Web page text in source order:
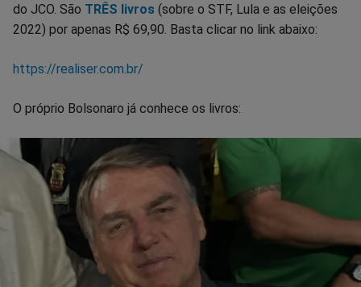
do JCO. São TRÊS livros (sobre o STF, Lula e as eleições
2022) por apenas R$ 69,90. Basta clicar no link abaixo:
https://realiser.com.br/
O próprio Bolsonaro já conhece os livros: